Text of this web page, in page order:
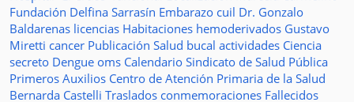
Fundación Delfina Sarrasín Embarazo cuil Dr. Gonzalo
Baldarenas licencias Habitaciones hemoderivados Gustavo
Miretti cancer Publicación Salud bucal actividades Ciencia
secreto Dengue oms Calendario Sindicato de Salud Pública
Primeros Auxilios Centro de Atención Primaria de la Salud
Bernarda Castelli Traslados conmemoraciones Fallecidos